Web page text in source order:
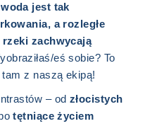
woda jest tak
a rozległe
zachwycają
eś sobie? To
z naszą ekipą!
– od złocistych
tętniące życiem